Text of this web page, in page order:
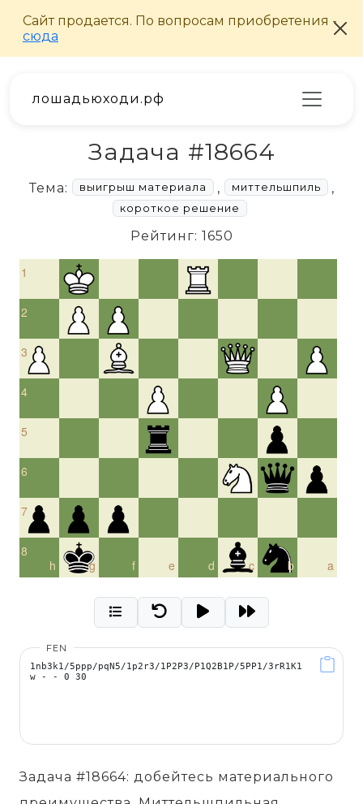
лошадьюходи.рф
Задача #18664
Тема: выигрыш материала , миттельшпиль ,
короткое решение
Рейтинг: 1650
1
2
3
4
5
6
7
h
8
g
f e d c b a
FEN
Задача #18664: добейтесь материального